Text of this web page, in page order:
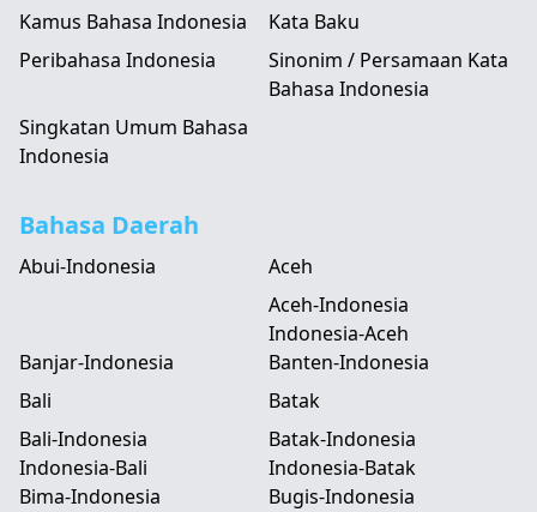
Kamus Bahasa Indonesia
Kata Baku
Peribahasa Indonesia
Sinonim / Persamaan Kata
Bahasa Indonesia
Singkatan Umum Bahasa
Indonesia
Bahasa Daerah
Abui-Indonesia
Aceh
Aceh-Indonesia
Indonesia-Aceh
Banjar-Indonesia
Banten-Indonesia
Bali
Bali-Indonesia
Indonesia-Bali
Batak
Batak-Indonesia
Indonesia-Batak
Bima-Indonesia
Bugis-Indonesia